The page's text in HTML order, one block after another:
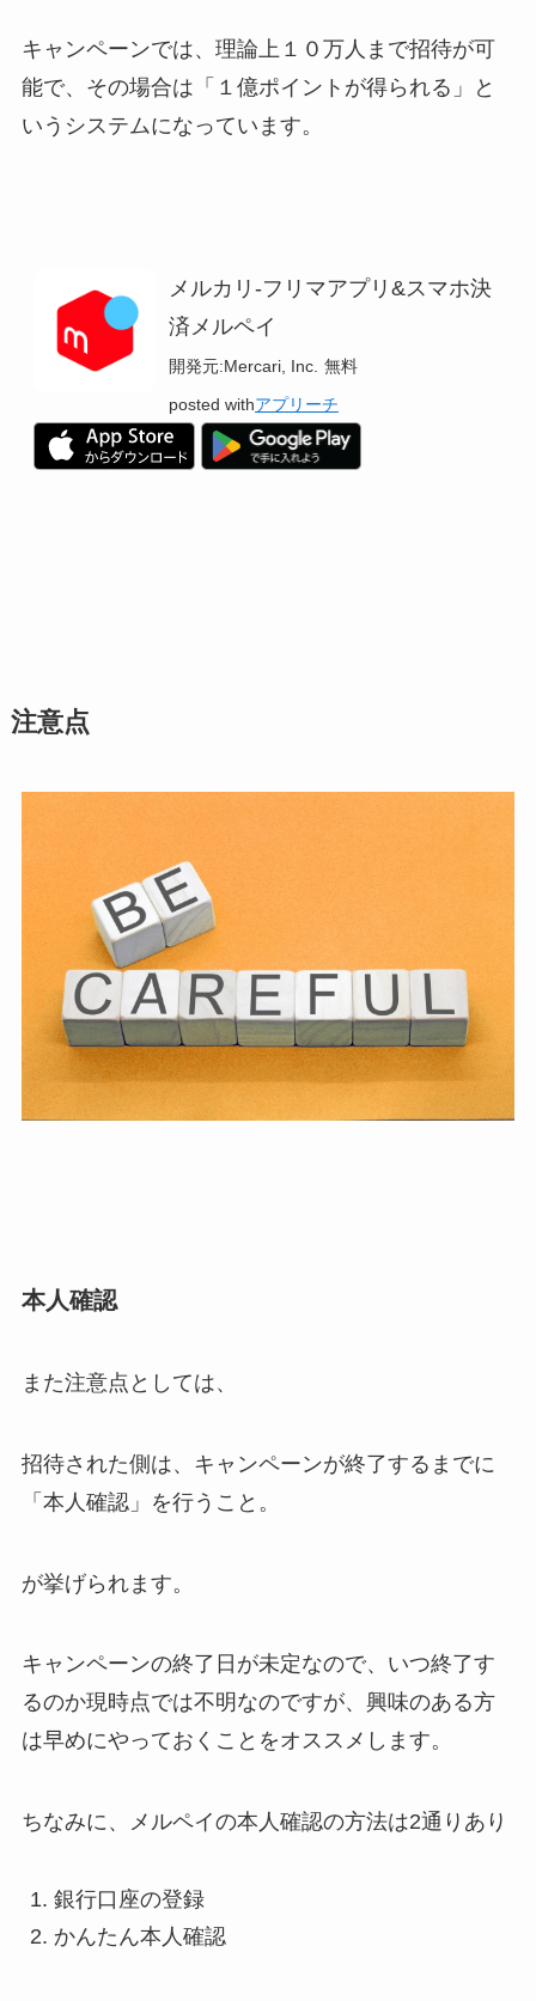
キャンペーンでは、理論上１０万人まで招待が可
能で、その場合は「１億ポイントが得られる」と
いうシステムになっています。
メルカリ-フリマアプリ&スマホ決
済メルペイ
開発元:Mercari, Inc. 無料
posted withアプリーチ
注意点
本人確認
また注意点としては、
招待された側は、キャンペーンが終了するまでに
「本人確認」を行うこと。
が挙げられます。
キャンペーンの終了日が未定なので、いつ終了す
るのか現時点では不明なのですが、興味のある方
は早めにやっておくことをオススメします。
ちなみに、メルペイの本人確認の方法は2通りあり
銀行口座の登録
かんたん本人確認